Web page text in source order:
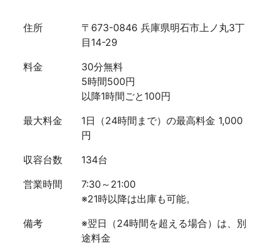
住所
〒673-0846 兵庫県明石市上ノ丸3丁
目14-29
料金
30分無料
5時間500円
以降1時間ごと100円
最大料金
1日（24時間まで）の最高料金 1,000
円
収容台数
134台
営業時間
7:30～21:00
※21時以降は出庫も可能。
備考
※翌日（24時間を超える場合）は、別
途料金